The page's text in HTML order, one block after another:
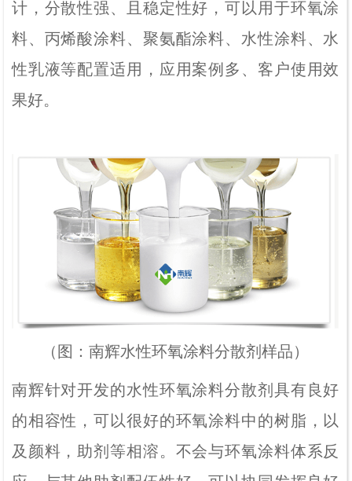
计，分散性强、且稳定性好，可以用于环氧涂
料、丙烯酸涂料、聚氨酯涂料、水性涂料、水
性乳液等配置适用，应用案例多、客户使用效
果好。
（图：南辉水性环氧涂料分散剂样品）
南辉针对开发的水性环氧涂料分散剂具有良好
的相容性，可以很好的环氧涂料中的树脂，以
及颜料，助剂等相溶。不会与环氧涂料体系反